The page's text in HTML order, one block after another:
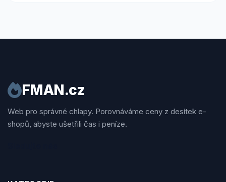
FMAN.cz
Web pro správné chlapy. Porovnáváme ceny z desítek e-
shopů, abyste ušetřili čas i peníze.